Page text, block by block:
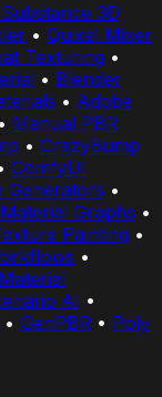
3D
• Quixel Mixer
Texturing •
• Blender
• Adobe
• Manual PBR
• CrazyBump
ComfyUI
Generators •
Graphs •
Painting •
•
AI •
• GenPBR • Poly